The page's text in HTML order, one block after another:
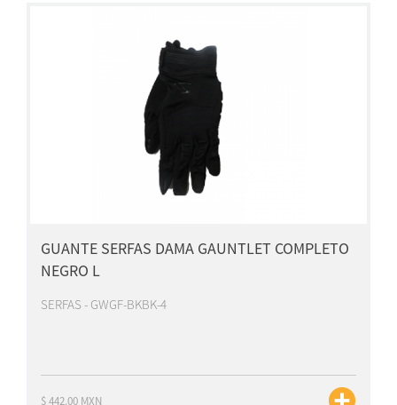
GUANTE SERFAS DAMA GAUNTLET COMPLETO
NEGRO L
SERFAS - GWGF-BKBK-4
$ 442.00 MXN